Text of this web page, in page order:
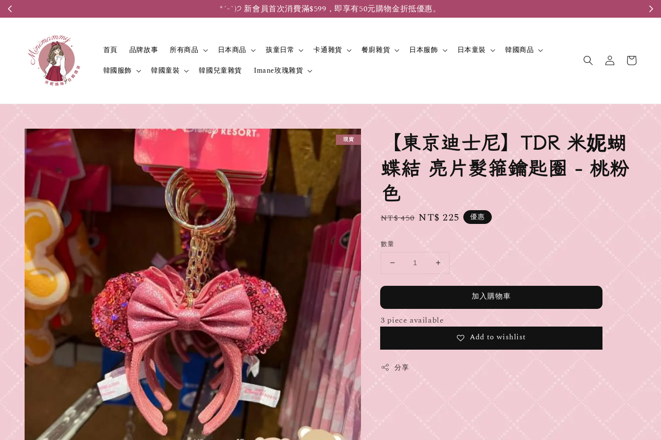
*ˊᵕˋ)੭ 新會員首次消費滿$599，即享有50元購物金折抵優惠。
首頁 品牌故事 所有商品 日本商品 孩童日常 卡通雜貨 餐廚雜貨 日本服飾 日本童裝
韓國商品
韓國服飾
韓國童裝 韓國兒童雜貨 Imane玫瑰雜貨
現貨
【東京迪士尼】TDR 米妮蝴
蝶結 亮片髮箍鑰匙圈 - 桃粉
色
Regular
NT$ 450 Sale
NT$ 225 優惠
數量
加入購物車
3 piece available
Add to wishlist
分享